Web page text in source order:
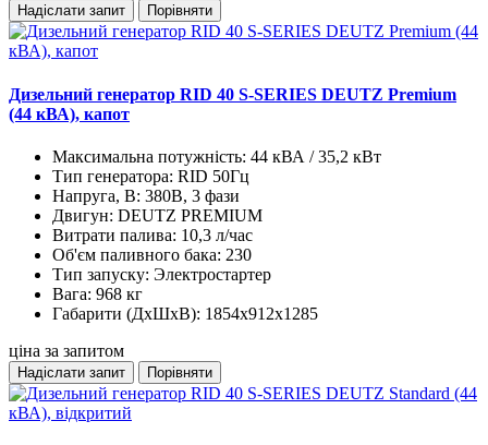
Надіслати запит Порівняти
Дизельний генератор RID 40 S-SERIES DEUTZ Premium
(44 кВА), капот
Максимальна потужність: 44 кВА / 35,2 кВт
Тип генератора: RID 50Гц
Напруга, В: 380В, 3 фази
Двигун: DEUTZ PREMIUM
Витрати палива: 10,3 л/час
Об'єм паливного бака: 230
Тип запуску: Электростартер
Вага: 968 кг
Габарити (ДхШхВ): 1854x912x1285
ціна за запитом
Надіслати запит Порівняти